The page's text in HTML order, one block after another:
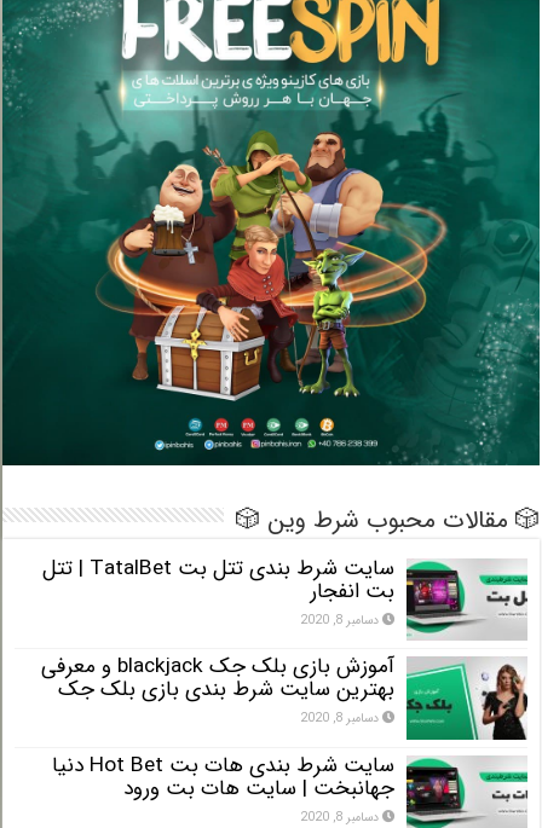
مقالات محبوب شرط وین 🎲
سایت شرط بندی تتل بت TatalBet | تتل
بت انفجار
دسامبر 8, 2020
آموزش بازی بلک جک blackjack و معرفی
بهترین سایت شرط بندی بازی بلک جک
دسامبر 8, 2020
سایت شرط بندی هات بت Hot Bet دنیا
جهانبخت | سایت هات بت ورود
دسامبر 8, 2020